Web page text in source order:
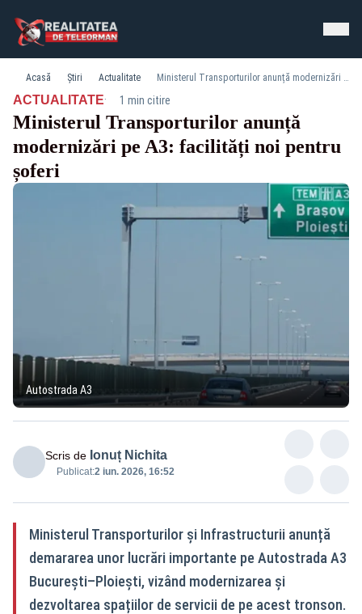
Acasă Știri Actualitate Ministerul Transporturilor anunță modernizări pe A3: facilități noi pentru șoferi
ACTUALITATE· 1 min citire
Ministerul Transporturilor anunță
modernizări pe A3: facilități noi pentru
șoferi
Autostrada A3
Scris de Ionuț Nichita
Publicat:2 iun. 2026, 16:52
Ministerul Transporturilor și Infrastructurii anunță
demararea unor lucrări importante pe Autostrada A3
București–Ploiești, vizând modernizarea și
dezvoltarea spațiilor de servicii de pe acest tronson.